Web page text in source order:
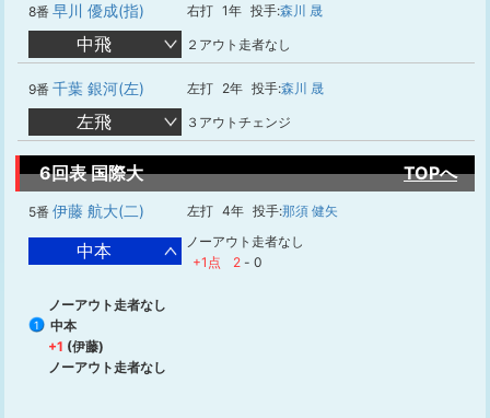
8番 早川 優成(指) 右打 1年 投手:森川 晟
中飛 ２アウト走者なし
9番 千葉 銀河(左) 左打 2年 投手:森川 晟
左飛 ３アウトチェンジ
6回表 国際大 TOPへ
5番 伊藤 航大(二) 左打 4年 投手:那須 健矢
中本
ノーアウト走者なし
+1点
2 - 0
ノーアウト走者なし
1
中本
+1 (伊藤)
ノーアウト走者なし